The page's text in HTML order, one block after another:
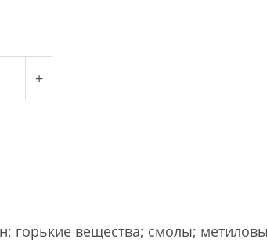
+
горькие вещества; смолы;